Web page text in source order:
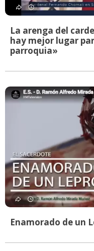
La arenga del
hay mejor lugar
parroquia»
Enamorado de un